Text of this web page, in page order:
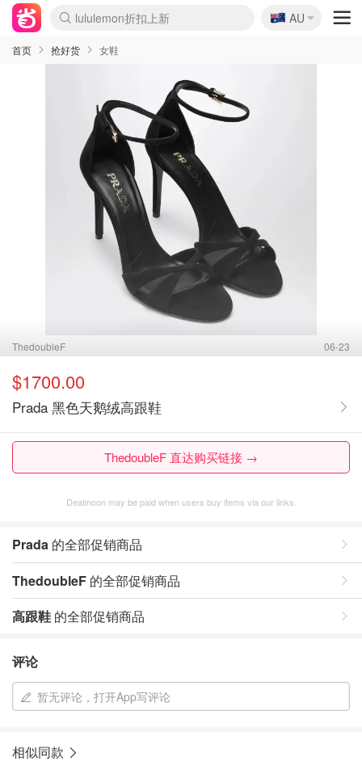
lululemon折扣上新
Sasa美妆护肤3.5折
SSENSE年中2.5折
FreshBeauty好价汇总
Cettire降价+叠9折
WWS Coles超市实拍
viagogo二手票捡漏
Myer超级周末
The Outnet奢牌1折起
David Jones 3折起
Flannels大牌1折
Perfumes Club护肤1折
AMIRO面罩$251
Amazon折扣汇总
eToro入金$200送$50
Amazon数码好物
ICONIC本周7.5折
ThedoubleF高奢地板价
Moose Knuckles 6折
丝芙兰5折起
EUFY摄像头$98
Selenichast首饰2折
Trip机票酒店促销
YSL送5件彩妆礼
Amazon家居好物
Amazon美妆护肤
雅漾大喷$8
过敏原检测盒$33
伊索独家赠50ml沐浴露
科颜氏高保湿面霜$29
SEALIFE海洋馆门票6折
丝塔芙大白罐$16
订阅Newsletter送香薰
Cult Beauty 6.8折
Harrods圣诞日历$525
LN-CC奢牌私促3折
d'Alba空姐喷雾$16
EVE LOM套装£56
Bernardelli独家4折
Adore Beauty 6折起
CT圣诞日历
Mytheresa奢品2.7折
Luxury Escapes 9折
Currentbody美容仪$881
MOON Garden Live
Roborock扫地机$649
Tingo Life水杯$24
Valentino官网5折
CR洗护套装$23
修丽可4件套$159
Myer彩妆2件7折
GANNI官网4.5折
Stylevana韩妆4折
Tessabit高奢8.5折
OGX洗发水$11
Amazon阿德莱德次日达
卡诗8.5折+赠礼
Philips Hue灯具8折
🇦🇺
AU
首页 抢好货 女鞋
ThedoubleF 06-23
$1700.00
Prada 黑色天鹅绒高跟鞋
ThedoubleF 直达购买链接 →
Dealmoon may be paid when users buy items via our links.
Prada 的全部促销商品
ThedoubleF 的全部促销商品
高跟鞋 的全部促销商品
评论
暂无评论，打开App写评论
相似同款